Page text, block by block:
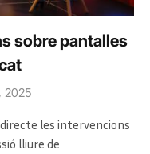
sobre pantalles
2025
les intervencions
lliure de